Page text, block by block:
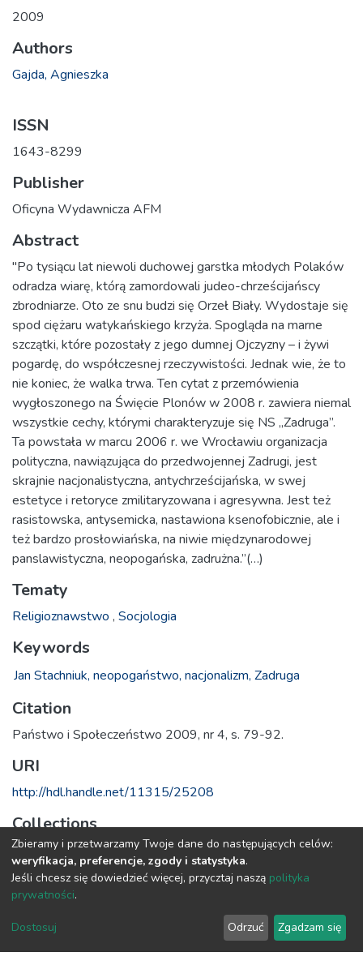
2009
Authors
Gajda, Agnieszka
ISSN
1643-8299
Publisher
Oficyna Wydawnicza AFM
Abstract
"Po tysiącu lat niewoli duchowej garstka młodych Polaków
odradza wiarę, którą zamordowali judeo-chrześcijańscy
zbrodniarze. Oto ze snu budzi się Orzeł Biały. Wydostaje się
spod ciężaru watykańskiego krzyża. Spogląda na marne
szczątki, które pozostały z jego dumnej Ojczyzny – i żywi
pogardę, do współczesnej rzeczywistości. Jednak wie, że to
nie koniec, że walka trwa. Ten cytat z przemówienia
wygłoszonego na Święcie Plonów w 2008 r. zawiera niemal
wszystkie cechy, którymi charakteryzuje się NS „Zadruga”.
Ta powstała w marcu 2006 r. we Wrocławiu organizacja
polityczna, nawiązująca do przedwojennej Zadrugi, jest
skrajnie nacjonalistyczna, antychrześcijańska, w swej
estetyce i retoryce zmilitaryzowana i agresywna. Jest też
rasistowska, antysemicka, nastawiona ksenofobicznie, ale i
też bardzo prosłowiańska, na niwie międzynarodowej
panslawistyczna, neopogańska, zadrużna.”(…)
Tematy
Religioznawstwo , Socjologia
Keywords
Jan Stachniuk, neopogaństwo, nacjonalizm, Zadruga
Citation
Państwo i Społeczeństwo 2009, nr 4, s. 79-92.
URI
http://hdl.handle.net/11315/25208
Collections
1.1 Artykuły z Oficyny Wydawniczej AFM
Licencja powiązana z tą pozycją
zależnych 3.0 Polska
Zbieramy i przetwarzamy Twoje dane do następujących celów:
weryfikacja, preferencje, zgody i statystyka.
Jeśli chcesz się dowiedzieć więcej, przycztaj naszą polityka
prywatności.
Dostosuj Odrzuć Zgadzam się